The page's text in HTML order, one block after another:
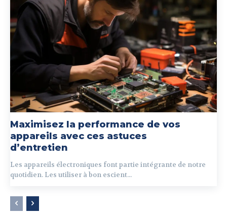
Maximisez la performance de vos
appareils avec ces astuces
d’entretien
Les appareils électroniques font partie intégrante de notre
quotidien. Les utiliser à bon escient...